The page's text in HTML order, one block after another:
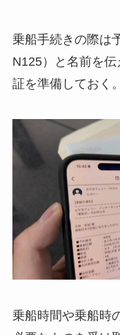
乗船手続きの際は
N125）と名前を
証を準備しておく。
乗船時間や乗船時